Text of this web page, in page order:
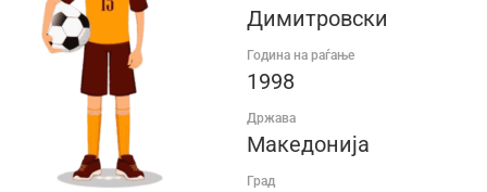
Димитровски
Година на раѓање
1998
Држава
Македонија
Град